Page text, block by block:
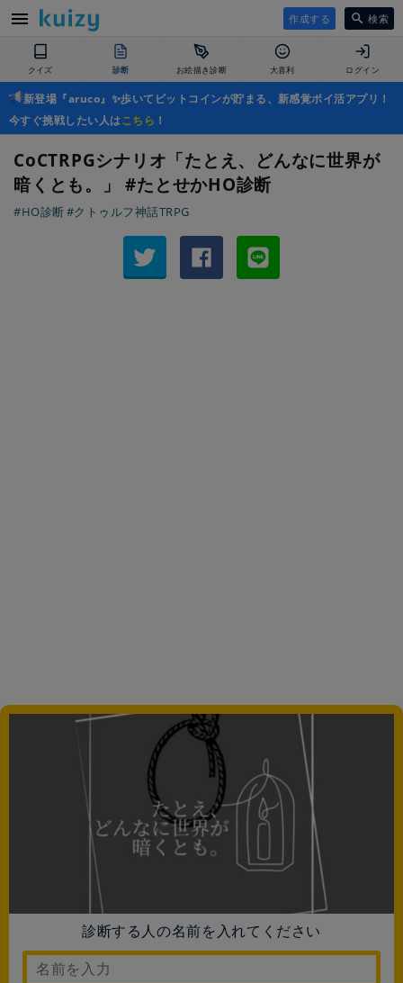
作成する 検索
クイズ 診断 お絵描き診断 大喜利 ログイン
新登場『aruco』✨歩いてビットコインが貯まる、新感覚ポイ活アプリ！
今すぐ挑戦したい人はこちら ！
CoCTRPGシナリオ「たとえ、どんなに世界が
暗くとも。」 #たとせかHO診断
#HO診断#クトゥルフ神話TRPG
診断する人の名前を入れてください